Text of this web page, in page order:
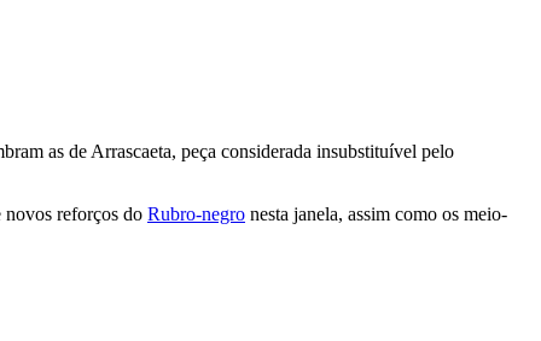
as de Arrascaeta, peça considerada insubstituível pelo
novos reforços do Rubro-negro nesta janela, assim como os meio-